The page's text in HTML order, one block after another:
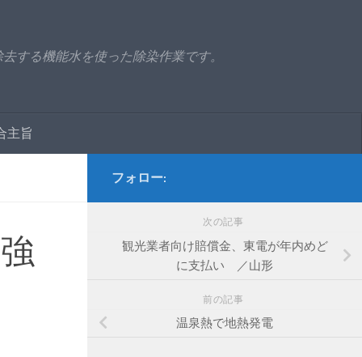
する機能水を使った除染作業です。
主旨
フォロー:
次の記事
観光業者向け賠償金、東電が年内めど
に支払い ／山形
前の記事
温泉熱で地熱発電